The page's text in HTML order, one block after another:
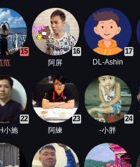
15
范
16
阿屏
17
DL-Ashin
22
小施
23
阿練
24
-小胖